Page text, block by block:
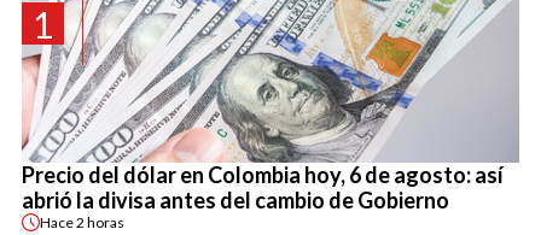
1
Precio del dólar en Colombia hoy, 6 de agosto: así
abrió la divisa antes del cambio de Gobierno
Hace2 horas